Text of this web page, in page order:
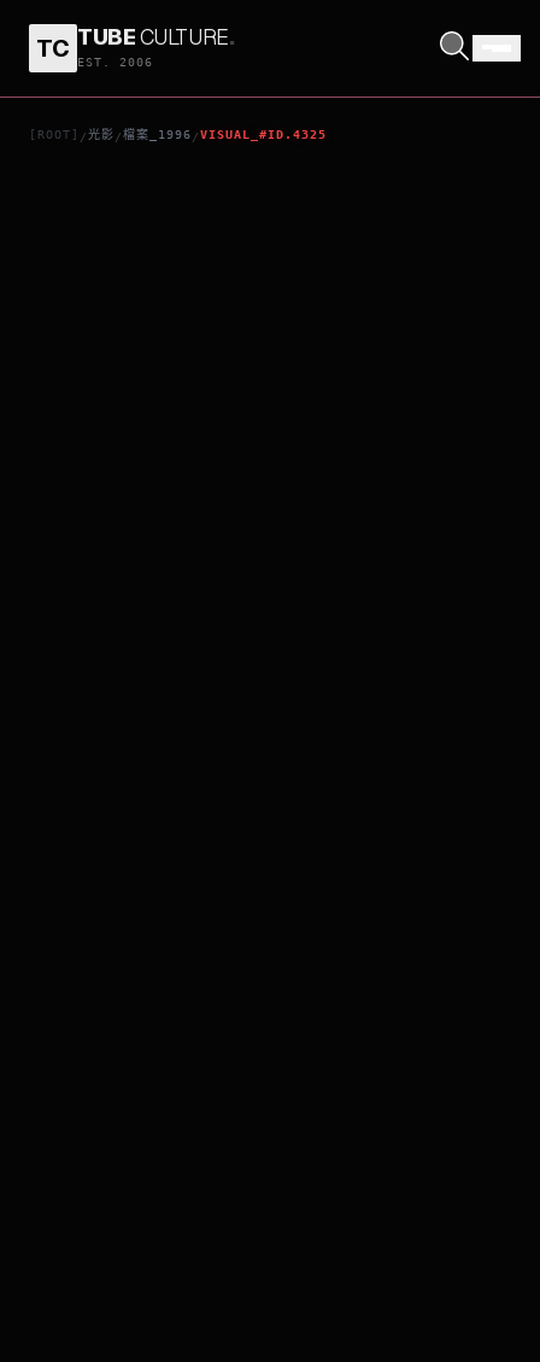
TC TUBECULTURE.
EST. 2006
[ROOT] /光影 /檔案_1996 /VISUAL_#ID.4325
超級插班生